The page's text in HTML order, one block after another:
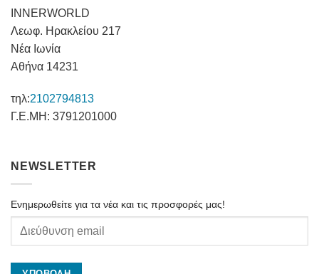
INNERWORLD
Λεωφ. Ηρακλείου 217
Νέα Ιωνία
Αθήνα 14231
τηλ:2102794813
Γ.Ε.ΜΗ: 3791201000
NEWSLETTER
Ενημερωθείτε για τα νέα και τις προσφορές μας!